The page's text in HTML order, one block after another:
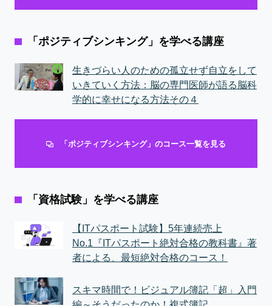
「ポジティブシンキング」を学べる講座
生きづらい人のための孤立せず自立をして
いきていく方法：脳の専門医師が語る脳科
学的に幸せになる方法その４
「ポジティブシンキング」のコース一覧を見る
「資格試験」を学べる講座
【ITパスポート試験】5年連続売上
No.1『ITパスポート絶対合格の教科書』著
者による、最短絶対合格のコース！
スキマ時間で！ビジュアル簿記「超」入門